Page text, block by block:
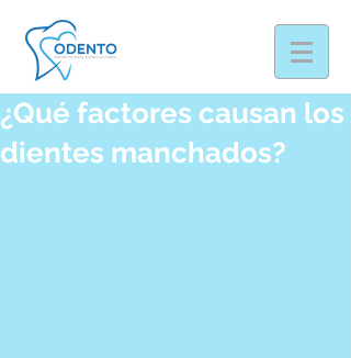
¿Qué factores causan los
dientes manchados?